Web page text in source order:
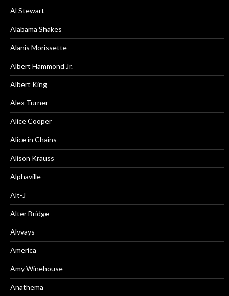
Al Stewart
Alabama Shakes
Alanis Morissette
Albert Hammond Jr.
Albert King
Alex Turner
Alice Cooper
Alice in Chains
Alison Krauss
Alphaville
Alt-J
Alter Bridge
Alvvays
America
Amy Winehouse
Anathema